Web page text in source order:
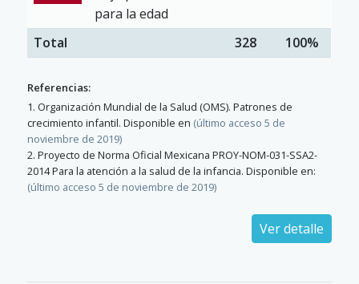
para la edad
Total 328 100%
Referencias:
1. Organización Mundial de la Salud (OMS). Patrones de
crecimiento infantil. Disponible en (último acceso 5 de
noviembre de 2019)
2. Proyecto de Norma Oficial Mexicana PROY-NOM-031-SSA2-
2014 Para la atención a la salud de la infancia. Disponible en:
(último acceso 5 de noviembre de 2019)
Ver detalle